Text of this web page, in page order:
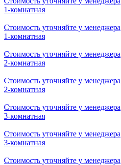
Стоимость уточняйте у менеджера
2-комнатная
Стоимость уточняйте у менеджера
2-комнатная
Стоимость уточняйте у менеджера
1-комнатная
Стоимость уточняйте у менеджера
1-комнатная
Стоимость уточняйте у менеджера
1-комнатная
Стоимость уточняйте у менеджера
1-комнатная